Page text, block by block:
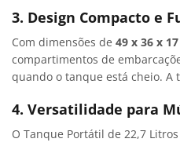
3. Design Compacto e
Com dimensões de 49 x 36 x
compartimentos de
quando o tanque está cheio. A
4. Versatilidade para
O Tanque Portátil de 22,7